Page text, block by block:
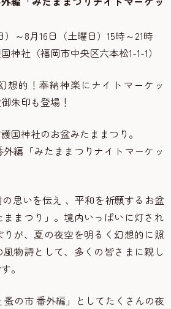
）～8月16日（土曜日）15時～21時
神社（福岡市中央区六本松1-1-1）
想的！奉納神楽にナイトマーケッ
朱印も登場！
国神社のお盆みたままつり。
編「みたままつりナイトマーケッ
思いを伝え 、平和を祈願するお盆
まつり」。境内いっぱいに灯され
が、夏の夜空を明るく幻想的に照
物詩として、多くの皆さまに親し
。
の市 番外編」としてたくさんの夜